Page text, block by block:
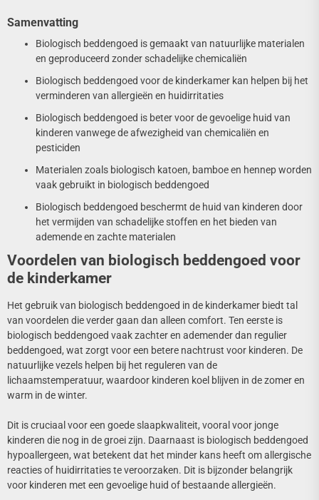
Samenvatting
Biologisch beddengoed is gemaakt van natuurlijke materialen
en geproduceerd zonder schadelijke chemicaliën
Biologisch beddengoed voor de kinderkamer kan helpen bij het
verminderen van allergieën en huidirritaties
Biologisch beddengoed is beter voor de gevoelige huid van
kinderen vanwege de afwezigheid van chemicaliën en
pesticiden
Materialen zoals biologisch katoen, bamboe en hennep worden
vaak gebruikt in biologisch beddengoed
Biologisch beddengoed beschermt de huid van kinderen door
het vermijden van schadelijke stoffen en het bieden van
ademende en zachte materialen
Voordelen van biologisch beddengoed voor
de kinderkamer
Het gebruik van biologisch beddengoed in de kinderkamer biedt tal
van voordelen die verder gaan dan alleen comfort. Ten eerste is
biologisch beddengoed vaak zachter en ademender dan regulier
beddengoed, wat zorgt voor een betere nachtrust voor kinderen. De
natuurlijke vezels helpen bij het reguleren van de
lichaamstemperatuur, waardoor kinderen koel blijven in de zomer en
warm in de winter.
Dit is cruciaal voor een goede slaapkwaliteit, vooral voor jonge
kinderen die nog in de groei zijn. Daarnaast is biologisch beddengoed
hypoallergeen, wat betekent dat het minder kans heeft om allergische
reacties of huidirritaties te veroorzaken. Dit is bijzonder belangrijk
voor kinderen met een gevoelige huid of bestaande allergieën.